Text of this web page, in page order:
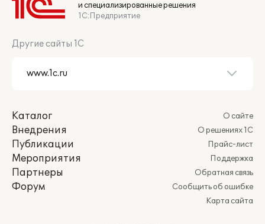
и специализированные решения
1С:Предприятие
Другие сайты 1С
Каталог
Внедрения
Публикации
Мероприятия
Партнеры
Форум
О сайте
О решениях 1С
Прайс-лист
Поддержка
Обратная связь
Сообщить об ошибке
Карта сайта